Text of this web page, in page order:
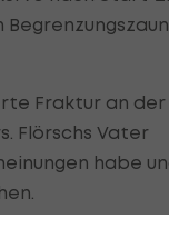
Fraktur an der
Flörschs Vater
habe